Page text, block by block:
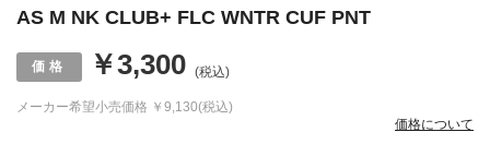
AS M NK CLUB+ FLC WNTR CUF PNT
メーカー希望小売価格 ￥9,130(税込)
￥3,300 (税込)
価格について